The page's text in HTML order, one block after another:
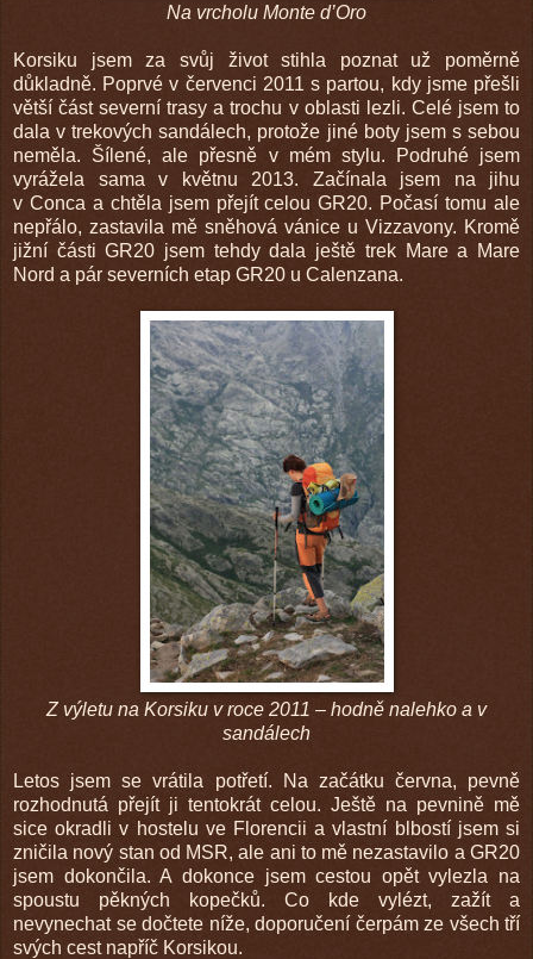
Na vrcholu Monte d’Oro
Korsiku jsem za svůj život stihla poznat už poměrně
důkladně. Poprvé v červenci 2011 s partou, kdy jsme přešli
větší část severní trasy a trochu v oblasti lezli. Celé jsem to
dala v trekových sandálech, protože jiné boty jsem s sebou
neměla. Šílené, ale přesně v mém stylu. Podruhé jsem
vyrážela sama v květnu 2013. Začínala jsem na jihu
v Conca a chtěla jsem přejít celou GR20. Počasí tomu ale
nepřálo, zastavila mě sněhová vánice u Vizzavony. Kromě
jižní části GR20 jsem tehdy dala ještě trek Mare a Mare
Nord a pár severních etap GR20 u Calenzana.
Z výletu na Korsiku v roce 2011 – hodně nalehko a v
sandálech
Letos jsem se vrátila potřetí. Na začátku června, pevně
rozhodnutá přejít ji tentokrát celou. Ještě na pevnině mě
sice okradli v hostelu ve Florencii a vlastní blbostí jsem si
zničila nový stan od MSR, ale ani to mě nezastavilo a GR20
jsem dokončila. A dokonce jsem cestou opět vylezla na
spoustu pěkných kopečků. Co kde vylézt, zažít a
nevynechat se dočtete níže, doporučení čerpám ze všech tří
svých cest napříč Korsikou.